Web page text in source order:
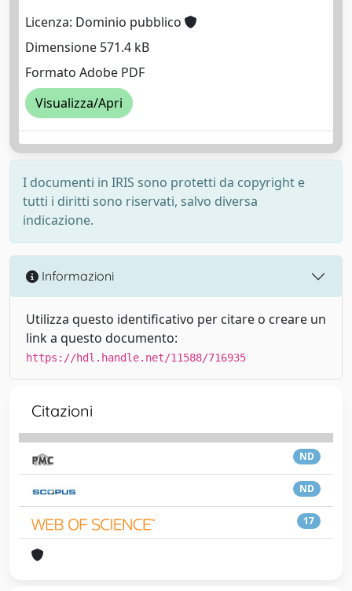
Licenza: Dominio pubblico
Dimensione 571.4 kB
Formato Adobe PDF
Visualizza/Apri
I documenti in IRIS sono protetti da copyright e
tutti i diritti sono riservati, salvo diversa
indicazione.
Informazioni
Utilizza questo identificativo per citare o creare un
link a questo documento:
https://hdl.handle.net/11588/716935
Citazioni
ND
ND
17